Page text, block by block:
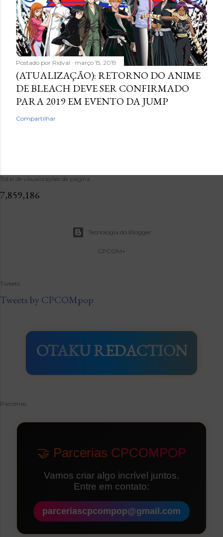
Postado por Ridval março 15, 2019
(ATUALIZAÇÃO): RETORNO DO ANIME
DE BLEACH DEVE SER CONFIRMADO
PARA 2019 EM EVENTO DA JUMP
Compartilhar
Total de visualizações de página
7,859,186
Tecnologia do Blogger
CPCOM+
Tweets
Tweets by CPCOMpop
OTAKU REDACTION
Parcerias
🤝 Parcerias CPCOMPOP
Vamos criar algo incrível juntos.
Entre em contato:
parceriascpcompop@gmail.com